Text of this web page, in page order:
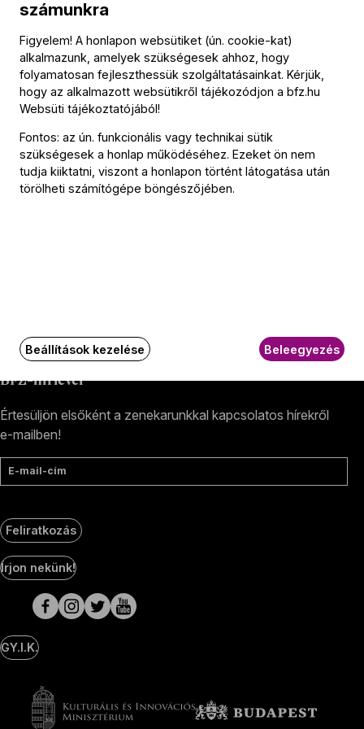
2009-től a Budapesti Fesztiválzenekar produkcióinak
Kapcsolat
Kapcsolat
Székhely és számlázási cím:
1034 Budapest,
BFZ-hírlevél
Értesüljön elsőként a zenekarunkkal kapcsolatos hírekről
e-mailben!
E-mail-cím
Feliratkozás
Social
Media
oldalak
Írjon nekünk!
GY.I.K.
számunkra
Figyelem! A honlapon websütiket (ún. cookie-kat)
alkalmazunk, amelyek szükségesek ahhoz, hogy
folyamatosan fejleszthessük szolgáltatásainkat. Kérjük,
hogy az alkalmazott websütikről tájékozódjon a bfz.hu
Websüti tájékoztatójából!
Fontos: az ún. funkcionális vagy technikai sütik
szükségesek a honlap működéséhez. Ezeket ön nem
tudja kiiktatni, viszont a honlapon történt látogatása után
törölheti számítógépe böngészőjében.
Beállítások kezelése Beleegyezés